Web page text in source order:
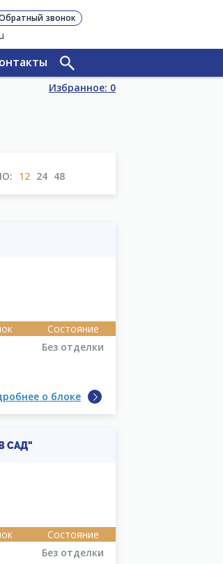
звонок
Избранное: 0
12 24 48
Состояние
Без отделки
о блоке
САД"
Состояние
Без отделки